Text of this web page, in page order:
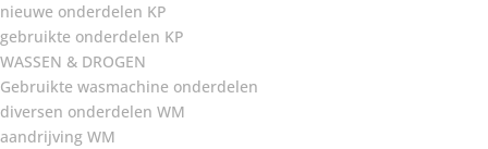
nieuwe onderdelen KP
gebruikte onderdelen KP
WASSEN & DROGEN
Gebruikte wasmachine onderdelen
diversen onderdelen WM
aandrijving WM